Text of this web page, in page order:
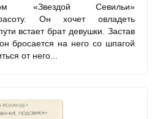
«Звездой Севильи»
Он хочет овладеть
встает брат девушки. Застав
бросается на него со шпагой
от него...